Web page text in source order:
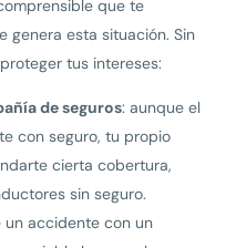
que te
genera esta situación. Sin
tus intereses:
de seguros: aunque el
con seguro, tu propio
cierta cobertura,
sin seguro.
un accidente con un